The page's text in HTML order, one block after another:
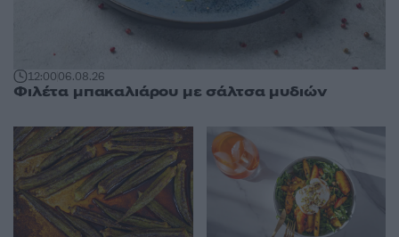
12:0006.08.26
Φιλέτα μπακαλιάρου με σάλτσα μυδιών